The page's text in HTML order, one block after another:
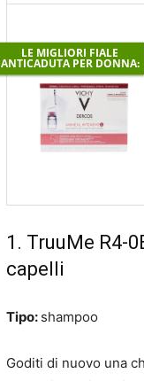
LE MIGLIORI FIALE
ANTICADUTA PER DONNA:
1. TruuMe R4-
capelli
Tipo: shampoo
Goditi di nuovo una